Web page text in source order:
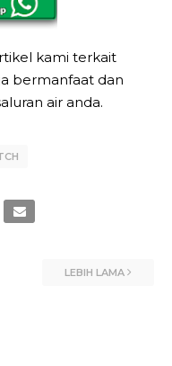
kami terkait
bermanfaat dan
air anda.
LEBIH LAMA